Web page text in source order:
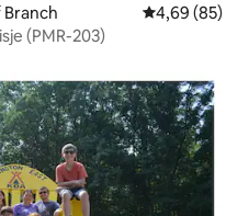
Gemiddelde
4,69 (85)
(PMR-203)